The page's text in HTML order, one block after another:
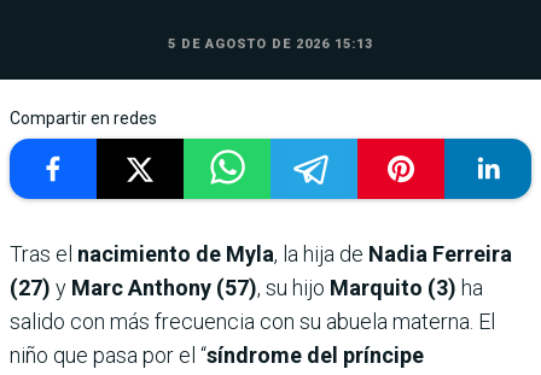
5 DE AGOSTO DE 2026 15:13
Compartir en redes
Tras el nacimiento de Myla, la hija de Nadia Ferreira
(27) y Marc Anthony (57), su hijo Marquito (3) ha
salido con más frecuencia con su abuela materna. El
niño que pasa por el “síndrome del príncipe